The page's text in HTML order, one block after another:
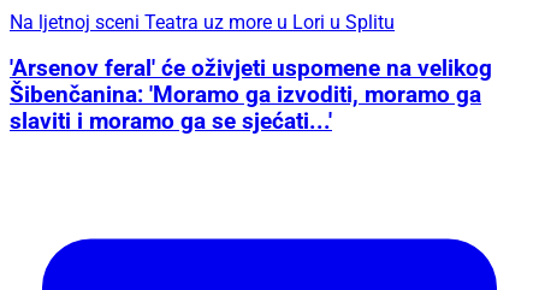
Na ljetnoj sceni Teatra uz more u Lori u Splitu
'Arsenov feral' će oživjeti uspomene na velikog
Šibenčanina: 'Moramo ga izvoditi, moramo ga
slaviti i moramo ga se sjećati...'